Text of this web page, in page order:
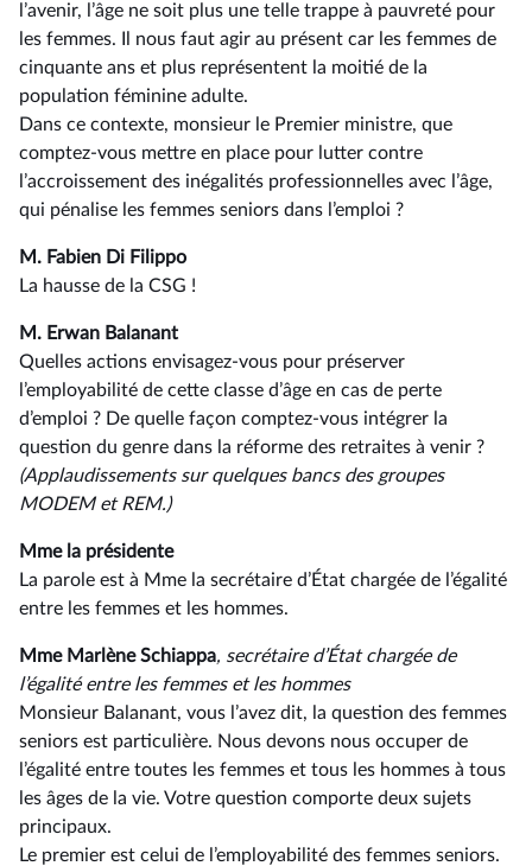
l’avenir, l’âge ne soit plus une telle trappe à pauvreté pour
les femmes. Il nous faut agir au présent car les femmes de
cinquante ans et plus représentent la moitié de la
population féminine adulte.
Dans ce contexte, monsieur le Premier ministre, que
comptez-vous mettre en place pour lutter contre
l’accroissement des inégalités professionnelles avec l’âge,
qui pénalise les femmes seniors dans l’emploi ?
M. Fabien Di Filippo
La hausse de la CSG !
M. Erwan Balanant
Quelles actions envisagez-vous pour préserver
l’employabilité de cette classe d’âge en cas de perte
d’emploi ? De quelle façon comptez-vous intégrer la
question du genre dans la réforme des retraites à venir ?
(Applaudissements sur quelques bancs des groupes
MODEM et REM.)
Mme la présidente
La parole est à Mme la secrétaire d’État chargée de l’égalité
entre les femmes et les hommes.
Mme Marlène Schiappa, secrétaire d’État chargée de
l’égalité entre les femmes et les hommes
Monsieur Balanant, vous l’avez dit, la question des femmes
seniors est particulière. Nous devons nous occuper de
l’égalité entre toutes les femmes et tous les hommes à tous
les âges de la vie. Votre question comporte deux sujets
principaux.
Le premier est celui de l’employabilité des femmes seniors.